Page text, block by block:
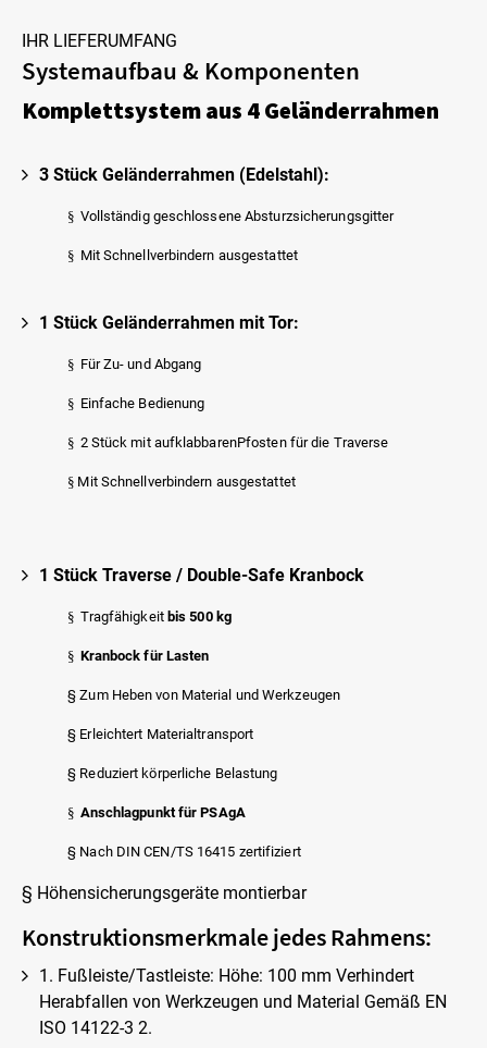
IHR LIEFERUMFANG
Systemaufbau & Komponenten
Komplettsystem aus 4 Geländerrahmen
3 Stück Geländerrahmen (Edelstahl):
§ Vollständig geschlossene Absturzsicherungsgitter
§ Mit Schnellverbindern ausgestattet
1 Stück Geländerrahmen mit Tor:
§ Für Zu- und Abgang
§ Einfache Bedienung
§ 2 Stück mit aufklabbarenPfosten für die Traverse
§ Mit Schnellverbindern ausgestattet
1 Stück Traverse / Double-Safe Kranbock
§ Tragfähigkeit bis 500 kg
§ Kranbock für Lasten
§ Zum Heben von Material und Werkzeugen
§ Erleichtert Materialtransport
§ Reduziert körperliche Belastung
§ Anschlagpunkt für PSAgA
§ Nach DIN CEN/TS 16415 zertifiziert
§ Höhensicherungsgeräte montierbar
Konstruktionsmerkmale jedes Rahmens:
1. Fußleiste/Tastleiste: Höhe: 100 mm Verhindert
Herabfallen von Werkzeugen und Material Gemäß EN
ISO 14122-3 2.